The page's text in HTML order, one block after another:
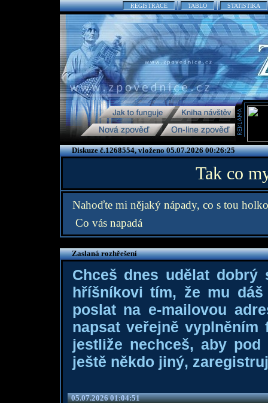
REGISTRACE TABLO STATISTIKA
Diskuze č.1268554, vloženo 05.07.2026 00:26:25
Tak co
Nahoďte mi nějaký nápady, co s tou
Co vás napadá
Zaslaná rozhřešení
Chceš dnes udělat dobrý
hříšníkovi tím, že mu
poslat na e-mailovou
napsat veřejně
jestliže nechceš, aby
ještě někdo jiný,
05.07.2026 01:04:51